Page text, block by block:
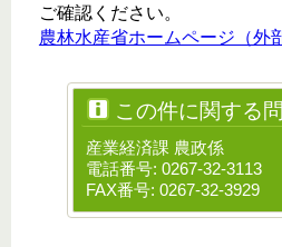
ご確認ください。
農林水産省ホームページ（外
この件に関する
産業経済課 農政係
電話番号: 0267-32-3113
FAX番号: 0267-32-3929